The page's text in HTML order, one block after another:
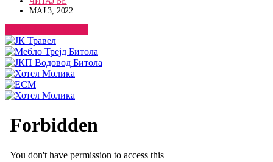
МАЈ 3, 2022
ПОГЛЕДНИ ВЕСТ